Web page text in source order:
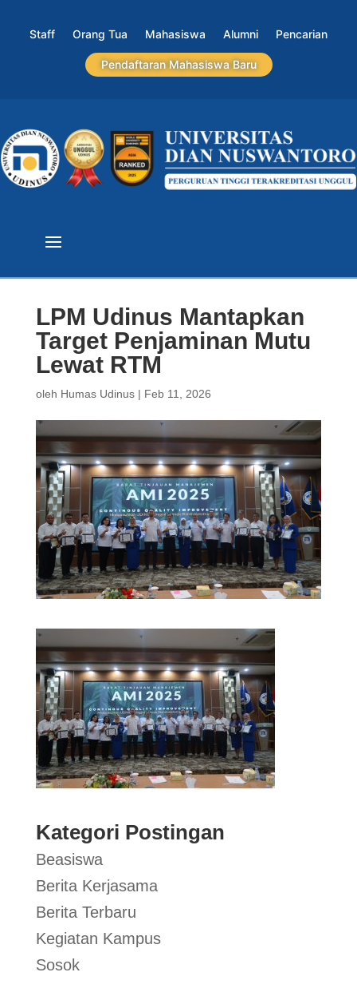
Staff Orang Tua Mahasiswa Alumni Pencarian
Pendaftaran Mahasiswa Baru
LPM Udinus Mantapkan
Target Penjaminan Mutu
Lewat RTM
oleh Humas Udinus| Feb 11, 2026
Kategori Postingan
Beasiswa
Berita Kerjasama
Berita Terbaru
Kegiatan Kampus
Sosok